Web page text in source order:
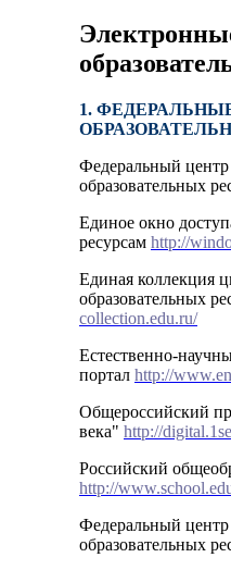
1.
Федеральный
образовательных
Единое окно
ресурсам http://
Единая коллекция
образовательных
collection.edu.ru/
Естественно-
портал http://
Общероссийский
века" http://
Российский
http://
Федеральный
образовательных